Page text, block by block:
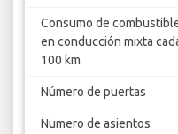
Consumo de
en conducción mixta
100 km
Número de puertas
Numero de asientos